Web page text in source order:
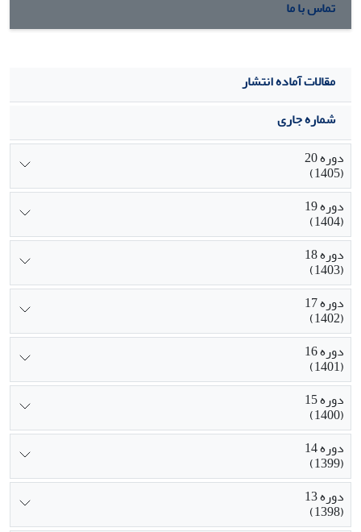
تماس با ما
مقالات آماده انتشار
شماره جاری
دوره 20
(1405)
دوره 19
(1404)
دوره 18
(1403)
دوره 17
(1402)
دوره 16
(1401)
دوره 15
(1400)
دوره 14
(1399)
دوره 13
(1398)